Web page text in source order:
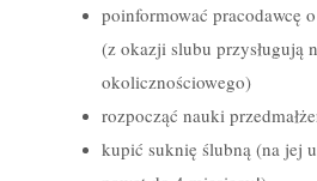
poinformować pracodawcę
(z okazji slubu przysługują
okolicznościowego)
rozpocząć nauki
kupić suknię ślubną (na jej